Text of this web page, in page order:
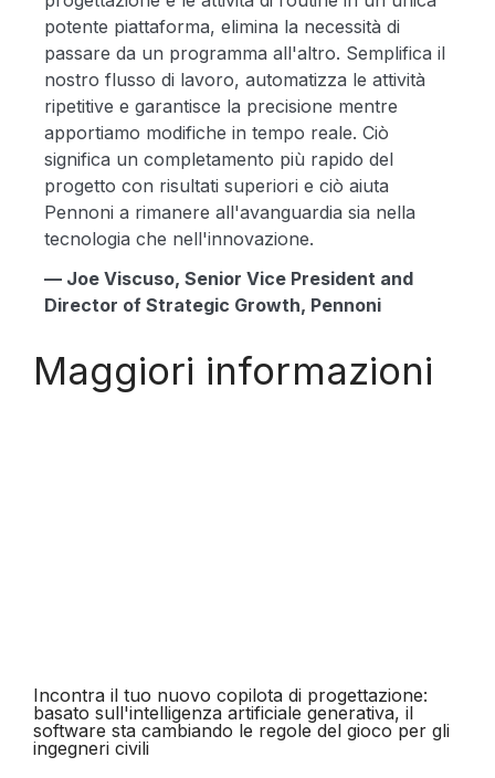
potente piattaforma, elimina la necessità di
passare da un programma all'altro. Semplifica il
nostro flusso di lavoro, automatizza le attività
ripetitive e garantisce la precisione mentre
apportiamo modifiche in tempo reale. Ciò
significa un completamento più rapido del
progetto con risultati superiori e ciò aiuta
Pennoni a rimanere all'avanguardia sia nella
tecnologia che nell'innovazione.
— Joe Viscuso, Senior Vice President and
Director of Strategic Growth, Pennoni
Maggiori informazioni
Incontra il tuo nuovo copilota di progettazione:
basato sull'intelligenza artificiale generativa, il
software sta cambiando le regole del gioco per gli
ingegneri civili